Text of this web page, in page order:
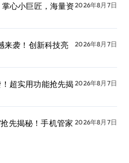
心小巨匠，海量资2026年8月7日
来袭！创新科技亮
2026年8月7日
超实用功能抢先揭 2026年8月7日
先揭秘！手机管家 2026年8月7日